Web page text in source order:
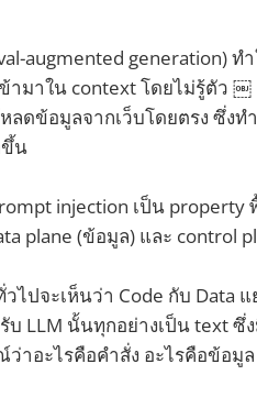
augmented generation)
ามาใน context โดยไม่รู้ตัว ￼
ลดข้อมูลจากเว็บโดยตรง ซึ่ง
ขึ้น
injection เป็น property
plane (ข้อมูล) และ control
ไปจะเห็นว่า Code กับ Data
LLM นั้นทุกอย่างเป็น text ซึ่
าอะไรคือคำสั่ง อะไรคือข้อมูล